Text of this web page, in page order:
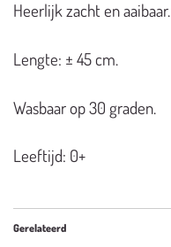
Heerlijk zacht en aaibaar.
Lengte: ± 45 cm.
Wasbaar op 30 graden.
Leeftijd: 0+
Gerelateerd